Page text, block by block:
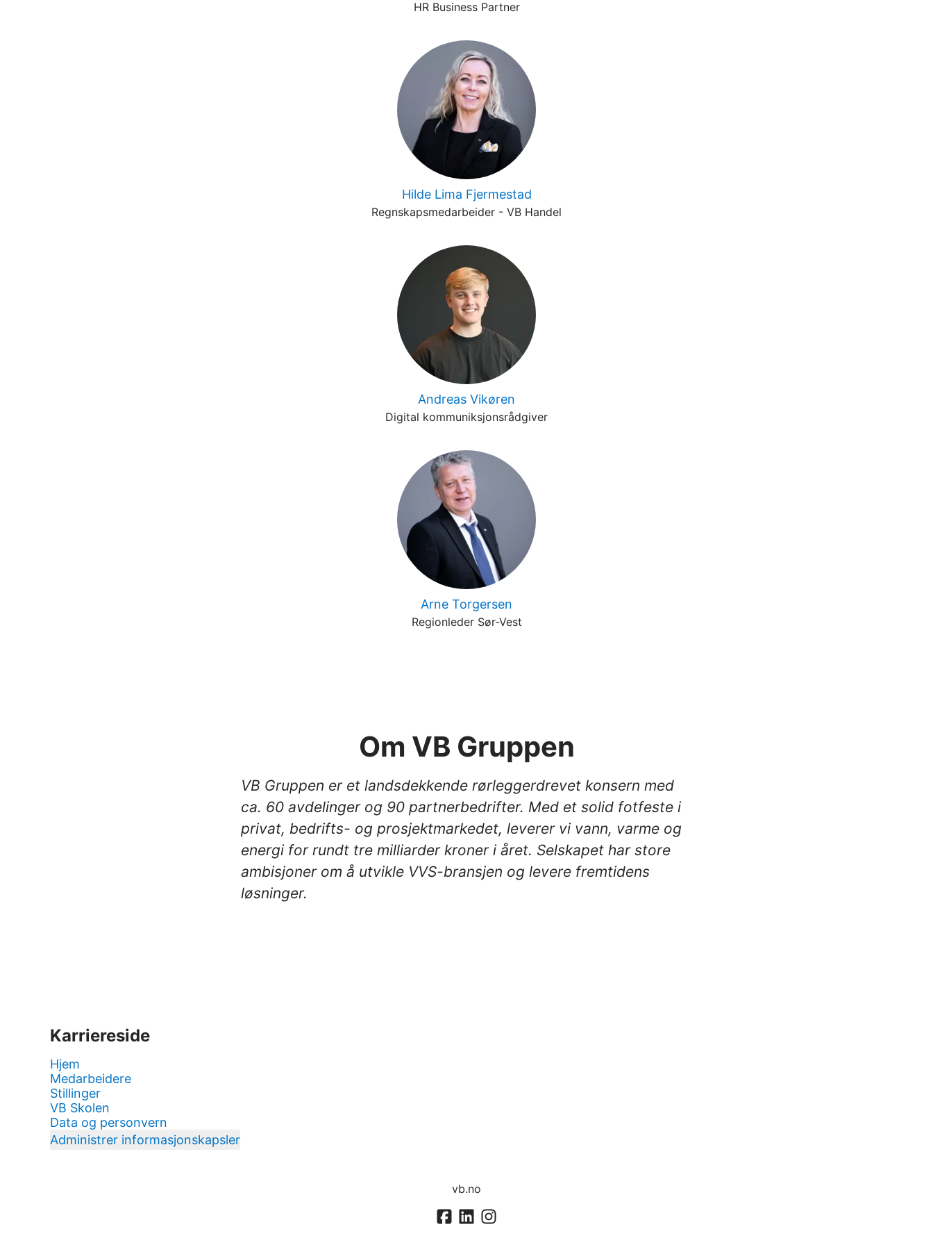
HR Business Partner
Hilde Lima Fjermestad
Regnskapsmedarbeider - VB Handel
Andreas Vikøren
Digital kommuniksjonsrådgiver
Arne Torgersen
Regionleder Sør-Vest
Om VB Gruppen
VB Gruppen er et landsdekkende rørleggerdrevet konsern med
ca. 60 avdelinger og 90 partnerbedrifter. Med et solid fotfeste i
privat, bedrifts- og prosjektmarkedet, leverer vi vann, varme og
energi for rundt tre milliarder kroner i året. Selskapet har store
ambisjoner om å utvikle VVS-bransjen og levere fremtidens
løsninger.
Karriereside
Hjem
Medarbeidere
Stillinger
VB Skolen
Data og personvern
Administrer informasjonskapsler
vb.no